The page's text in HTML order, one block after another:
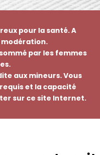
pour la santé. A
par les femmes
aux mineurs. Vous
et la capacité
sur ce site Internet.